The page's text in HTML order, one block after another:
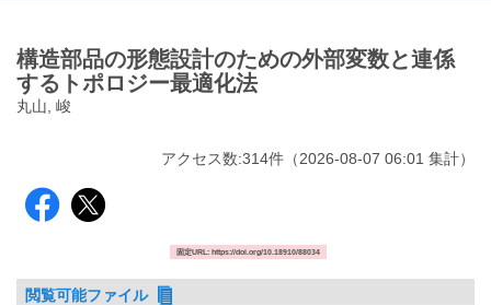
構造部品の形態設計のための外部変数と連係
するトポロジー最適化法
丸山, 峻
アクセス数:314件 （2026-08-07 06:01 集計）
固定URL: https://doi.org/10.18910/88034
閲覧可能ファイル